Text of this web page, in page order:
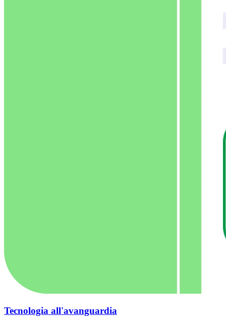
Tecnologia all'avanguardia